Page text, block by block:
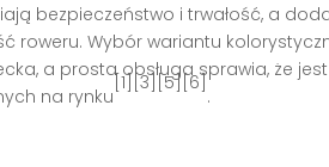
bezpieczeństwo i trwałość, a
roweru. Wybór wariantu
a prosta obsługa sprawia, że
na rynku
[1][3][5][6]
.